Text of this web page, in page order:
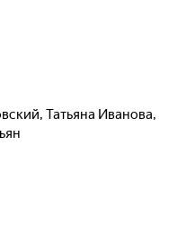
, Татьяна Иванова,